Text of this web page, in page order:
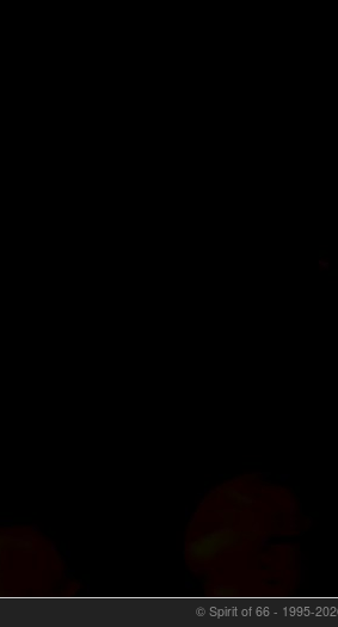
© Spirit of 66 - 1995-